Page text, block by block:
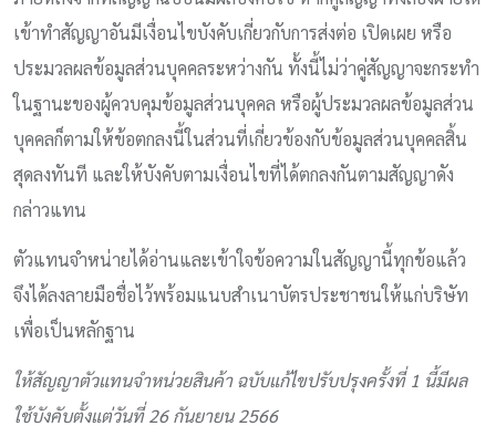
เข้าทำสัญญาอันมีเงื่อนไขบังคับเกี่ยวกับการส่งต่อ เปิดเผย หรือ
ประมวลผลข้อมูลส่วนบุคคลระหว่างกัน ทั้งนี้ไม่ว่าคู่สัญญาจะกระทำ
ในฐานะของผู้ควบคุมข้อมูลส่วนบุคคล หรือผู้ประมวลผลข้อมูลส่วน
บุคคลก็ตามให้ข้อตกลงนี้ในส่วนที่เกี่ยวข้องกับข้อมูลส่วนบุคคลสิ้น
สุดลงทันที และให้บังคับตามเงื่อนไขที่ได้ตกลงกันตามสัญญาดัง
กล่าวแทน
ตัวแทนจำหน่ายได้อ่านและเข้าใจข้อความในสัญญานี้ทุกข้อแล้ว
จึงได้ลงลายมือชื่อไว้พร้อมแนบสำเนาบัตรประชาชนให้แก่บริษัท
เพื่อเป็นหลักฐาน
ให้สัญญาตัวแทนจำหน่วยสินค้า ฉบับแก้ไขปรับปรุงครั้งที่ 1 นี้มีผล
ใช้บังคับตั้งแต่วันที่ 26 กันยายน 2566